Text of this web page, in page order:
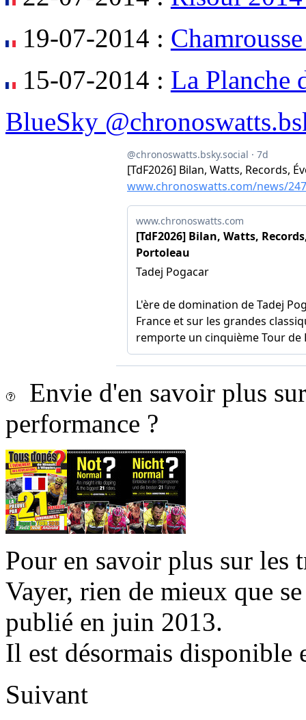
19-07-2014 :
15-07-2014 : La Planche
BlueSky
Envie d'en savoir plus
performance ?
Pour en savoir plus sur les
Vayer, rien de mieux que
publié en juin 2013.
Il est désormais disponible
Suivant